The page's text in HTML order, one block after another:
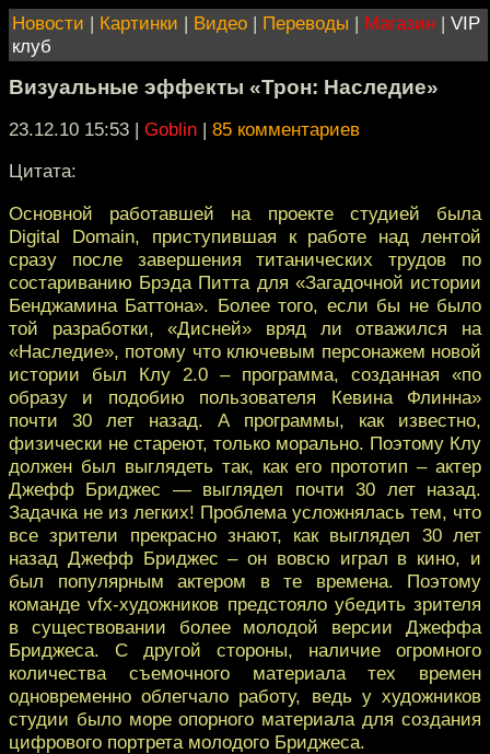
Новости | Картинки | Видео | Переводы | Магазин | VIP
клуб
Визуальные эффекты «Трон: Наследие»
23.12.10 15:53 | Goblin | 85 комментариев
Цитата:
Основной работавшей на проекте студией была
Digital Domain, приступившая к работе над лентой
сразу после завершения титанических трудов по
состариванию Брэда Питта для «Загадочной истории
Бенджамина Баттона». Более того, если бы не было
той разработки, «Дисней» вряд ли отважился на
«Наследие», потому что ключевым персонажем новой
истории был Клу 2.0 – программа, созданная «по
образу и подобию пользователя Кевина Флинна»
почти 30 лет назад. А программы, как известно,
физически не стареют, только морально. Поэтому Клу
должен был выглядеть так, как его прототип – актер
Джефф Бриджес — выглядел почти 30 лет назад.
Задачка не из легких! Проблема усложнялась тем, что
все зрители прекрасно знают, как выглядел 30 лет
назад Джефф Бриджес – он вовсю играл в кино, и
был популярным актером в те времена. Поэтому
команде vfx-художников предстояло убедить зрителя
в существовании более молодой версии Джеффа
Бриджеса. С другой стороны, наличие огромного
количества съемочного материала тех времен
одновременно облегчало работу, ведь у художников
студии было море опорного материала для создания
цифрового портрета молодого Бриджеса.